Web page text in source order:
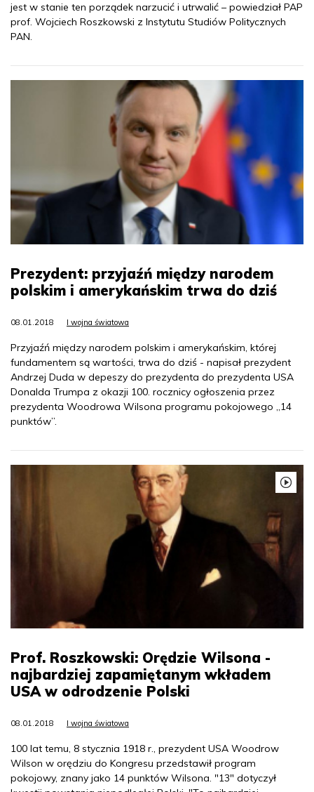
jest w stanie ten porządek narzucić i utrwalić – powiedział PAP
prof. Wojciech Roszkowski z Instytutu Studiów Politycznych
PAN.
Prezydent: przyjaźń między narodem
polskim i amerykańskim trwa do dziś
08.01.2018 I wojna światowa
Przyjaźń między narodem polskim i amerykańskim, której
fundamentem są wartości, trwa do dziś - napisał prezydent
Andrzej Duda w depeszy do prezydenta do prezydenta USA
Donalda Trumpa z okazji 100. rocznicy ogłoszenia przez
prezydenta Woodrowa Wilsona programu pokojowego „14
punktów”.
Prof. Roszkowski: Orędzie Wilsona -
najbardziej zapamiętanym wkładem
USA w odrodzenie Polski
08.01.2018 I wojna światowa
100 lat temu, 8 stycznia 1918 r., prezydent USA Woodrow
Wilson w orędziu do Kongresu przedstawił program
pokojowy, znany jako 14 punktów Wilsona. "13" dotyczył